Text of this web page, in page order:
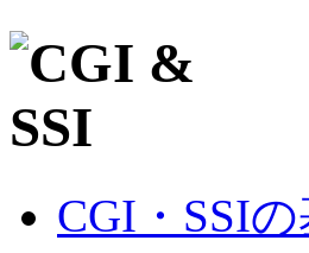
CGI・SSI